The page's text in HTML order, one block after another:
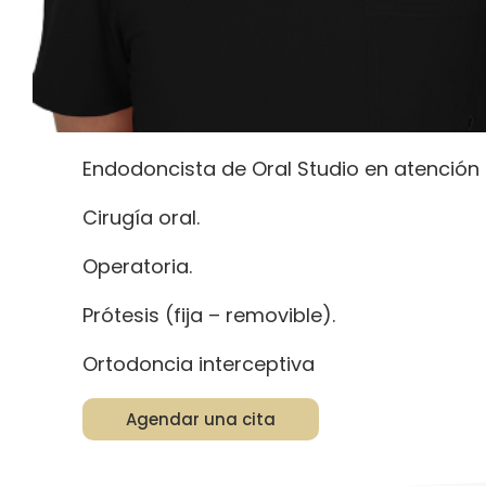
Endodoncista de Oral Studio en
Cirugía oral.
Operatoria.
Prótesis (fija – removible).
Ortodoncia interceptiva
Agendar una cita